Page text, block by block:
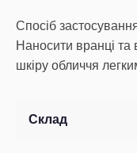
Спосіб
Наносити вранці та
шкіру обличчя
Склад